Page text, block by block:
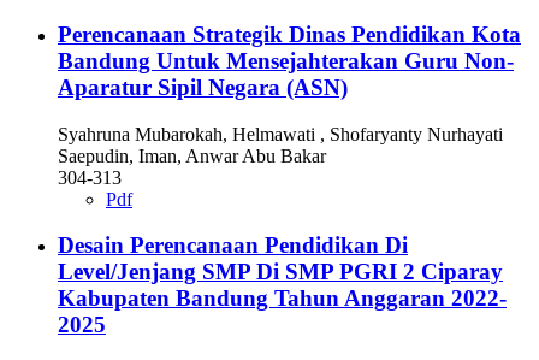
Perencanaan Strategik Dinas Pendidikan Kota
Bandung Untuk Mensejahterakan Guru Non-
Aparatur Sipil Negara (ASN)
Syahruna Mubarokah, Helmawati , Shofaryanty Nurhayati
Saepudin, Iman, Anwar Abu Bakar
304-313
Pdf
Desain Perencanaan Pendidikan Di
Level/Jenjang SMP Di SMP PGRI 2 Ciparay
Kabupaten Bandung Tahun Anggaran 2022-
2025